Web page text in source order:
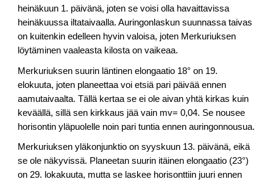
heinäkuun 1. päivänä, joten se voisi olla havaittavissa
heinäkuussa iltataivaalla. Auringonlaskun suunnassa taivas
on kuitenkin edelleen hyvin valoisa, joten Merkuriuksen
löytäminen vaaleasta kilosta on vaikeaa.
Merkuriuksen suurin läntinen elongaatio 18° on 19.
elokuuta, joten planeettaa voi etsiä pari päivää ennen
aamutaivaalta. Tällä kertaa se ei ole aivan yhtä kirkas kuin
keväällä, sillä sen kirkkaus jää vain mv= 0,04. Se nousee
horisontin yläpuolelle noin pari tuntia ennen auringonnousua.
Merkuriuksen yläkonjunktio on syyskuun 13. päivänä, eikä
se ole näkyvissä. Planeetan suurin itäinen elongaatio (23°)
on 29. lokakuuta, mutta se laskee horisonttiin juuri ennen